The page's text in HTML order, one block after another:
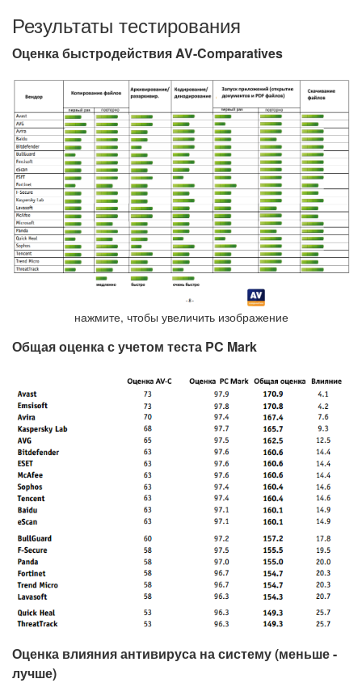
Результаты тестирования
Оценка быстродействия AV-Comparatives
нажмите, чтобы увеличить изображение
Общая оценка с учетом теста PC Mark
Оценка влияния антивируса на систему (меньше -
лучше)